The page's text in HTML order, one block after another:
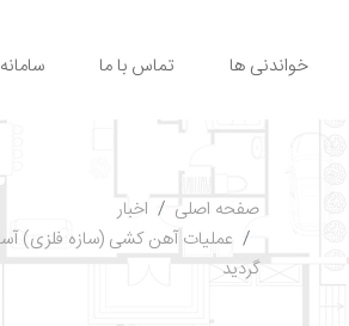
خواندنی ها تماس با ما
صفحه اصلی
اخبار
عملیات آهن کشی (سازه فلزی)
گردید